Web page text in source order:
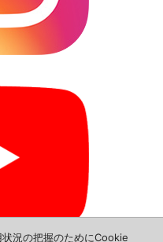
況の把握のためにCookie